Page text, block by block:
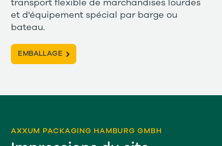
transport flexible de marchandises lourdes
et d'équipement spécial par barge ou
bateau.
EMBALLAGE
AXXUM PACKAGING HAMBURG GMBH